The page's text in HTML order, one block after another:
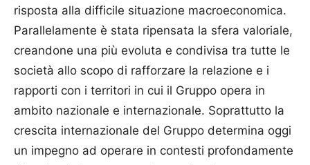
risposta alla difficile situazione macroeconomica.
Parallelamente è stata ripensata la sfera valoriale,
creandone una più evoluta e condivisa tra tutte le
società allo scopo di rafforzare la relazione e i
rapporti con i territori in cui il Gruppo opera in
ambito nazionale e internazionale. Soprattutto la
crescita internazionale del Gruppo determina oggi
un impegno ad operare in contesti profondamente